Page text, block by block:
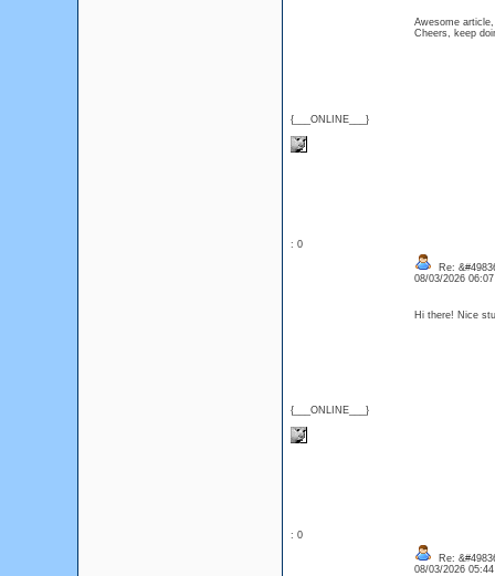
{___ONLINE___}
Awesome
Cheers, keep
: 0
{___ONLINE___}
Re:
08/03/2026
Hi there! Nice
: 0
Re:
08/03/2026